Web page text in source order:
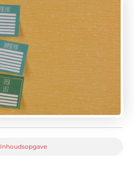
Inhoudsopgave